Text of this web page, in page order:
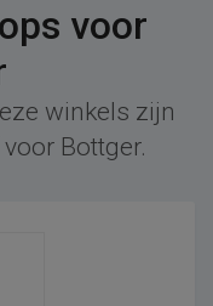
voor
winkels zijn
Bottger.